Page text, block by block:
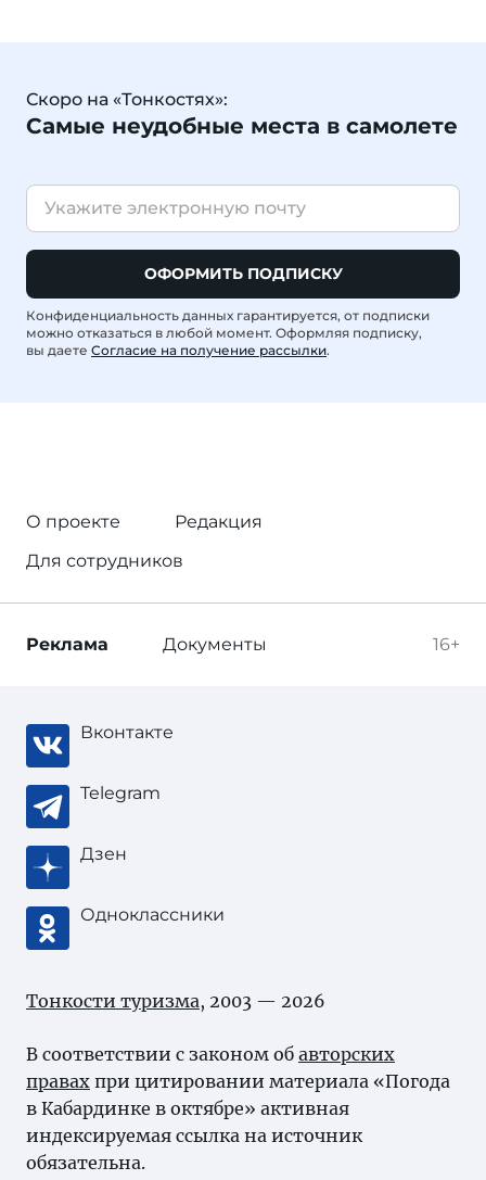
Скоро на «Тонкостях»:
Самые неудобные места в самолете
ОФОРМИТЬ ПОДПИСКУ
Конфиденциальность данных гарантируется, от подписки
можно отказаться в любой момент. Оформляя подписку,
вы даете Согласие на получение рассылки.
О проекте
Редакция
Для сотрудников
16+
Реклама Документы
Вконтакте
Telegram
Дзен
Одноклассники
Тонкости туризма, 2003 — 2026
В соответствии с законом об авторских
правах при цитировании материала «Погода
в Кабардинке в октябре» активная
индексируемая ссылка на источник
обязательна.